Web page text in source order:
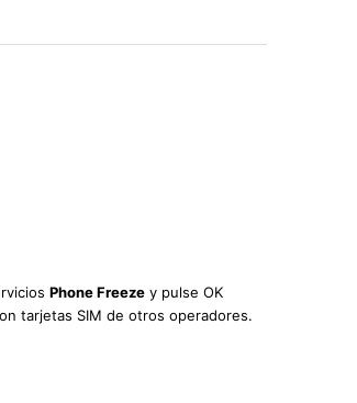
Phone Freeze y pulse OK
tarjetas SIM de otros operadores.